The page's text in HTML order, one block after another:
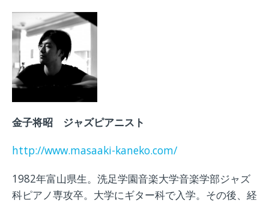
金子将昭 ジャズピアニスト
http://www.masaaki-kaneko.com/
1982年富山県生。洗足学園音楽大学音楽学部ジャズ
科ピアノ専攻卒。大学にギター科で入学。その後、経